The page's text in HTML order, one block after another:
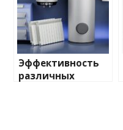
Эффективность
различных